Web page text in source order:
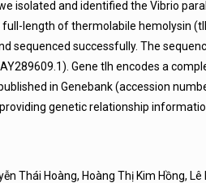
isolated and identified the Vibrio
full-length of thermolabile hemolysin
sequenced successfully. The
Gene tlh encodes a
in Genebank (accession
genetic relationship
Thái Hoàng, Hoàng Thị Kim Hồng,